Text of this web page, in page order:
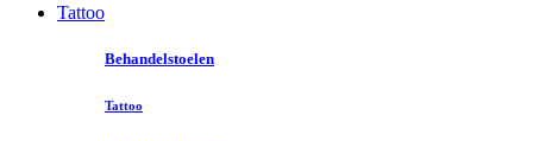
Tattoo
Behandelstoelen
Tattoo